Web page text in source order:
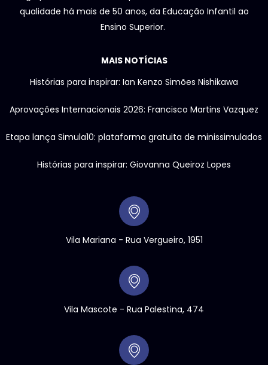
qualidade há mais de 50 anos, da Educação Infantil ao
Ensino Superior.
MAIS NOTÍCIAS
Histórias para inspirar: Ian Kenzo Simões Nishikawa
Aprovações Internacionais 2026: Francisco Martins Vazquez
Etapa lança Simula10: plataforma gratuita de minissimulados
Histórias para inspirar: Giovanna Queiroz Lopes
Vila Mariana - Rua Vergueiro, 1951
Vila Mascote - Rua Palestina, 474